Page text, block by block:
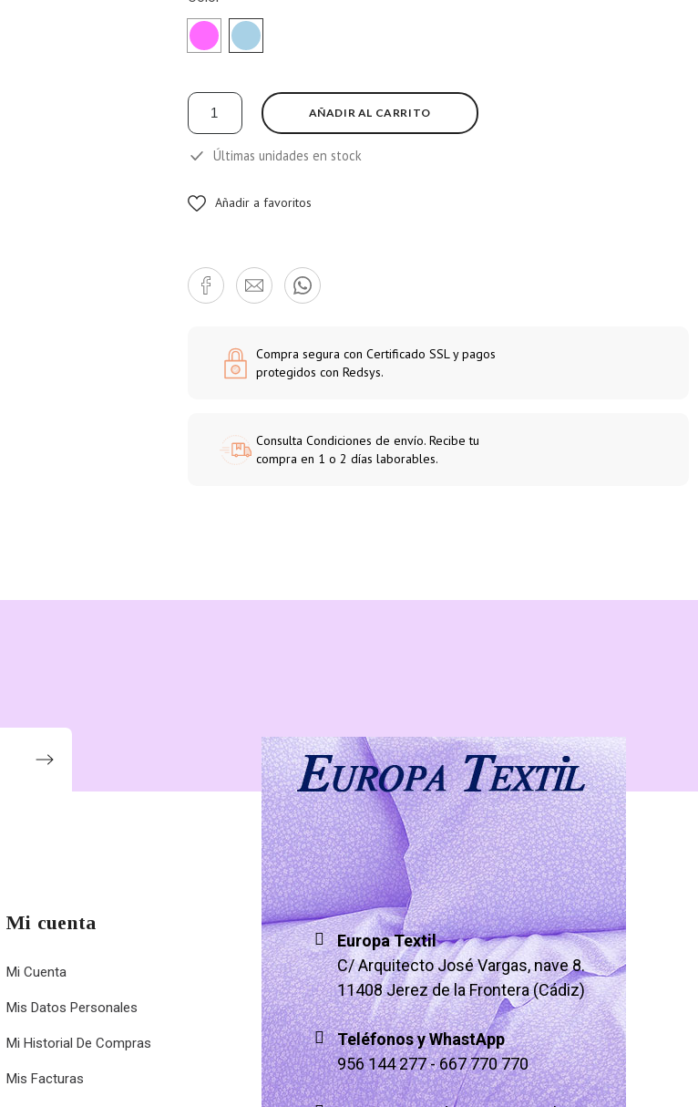
ROSA CELESTE
AÑADIR AL CARRITO
Últimas unidades en stock
Añadir a favoritos
Compra segura con Certificado SSL y pagos
protegidos con Redsys.
Consulta Condiciones de envío. Recibe tu
compra en 1 o 2 días laborables.
Mi cuenta
Mi Cuenta
Mis Datos Personales
Mi Historial De Compras
Mis Facturas
Europa Textil
C/ Arquitecto José Vargas, nave 8.
11408 Jerez de la Frontera (Cádiz)
Teléfonos y WhastApp
956 144 277-667 770 770